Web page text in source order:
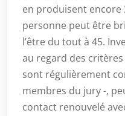
en produisent encore
personne peut être
l’être du tout à 45.
au regard des
sont régulièrement
membres du jury -,
contact renouvelé